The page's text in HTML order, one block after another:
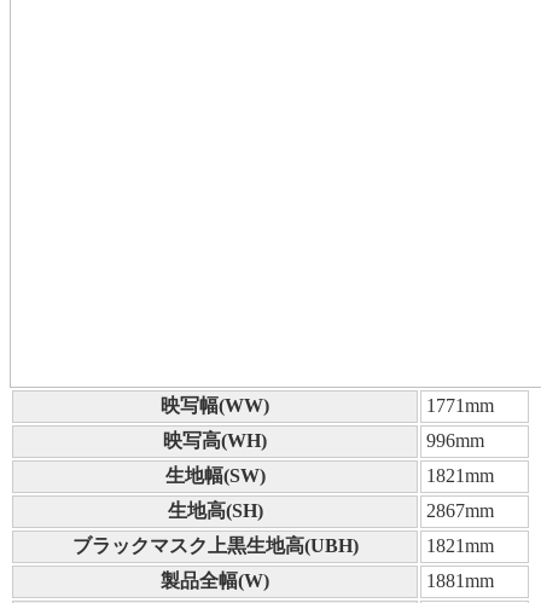
映写幅(WW)
1771mm
映写高(WH)
996mm
生地幅(SW)
1821mm
生地高(SH)
2867mm
ブラックマスク上黒生地高(UBH)
1821mm
製品全幅(W)
1881mm